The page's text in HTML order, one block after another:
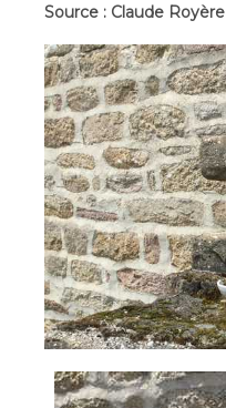
Source : Claude Royère